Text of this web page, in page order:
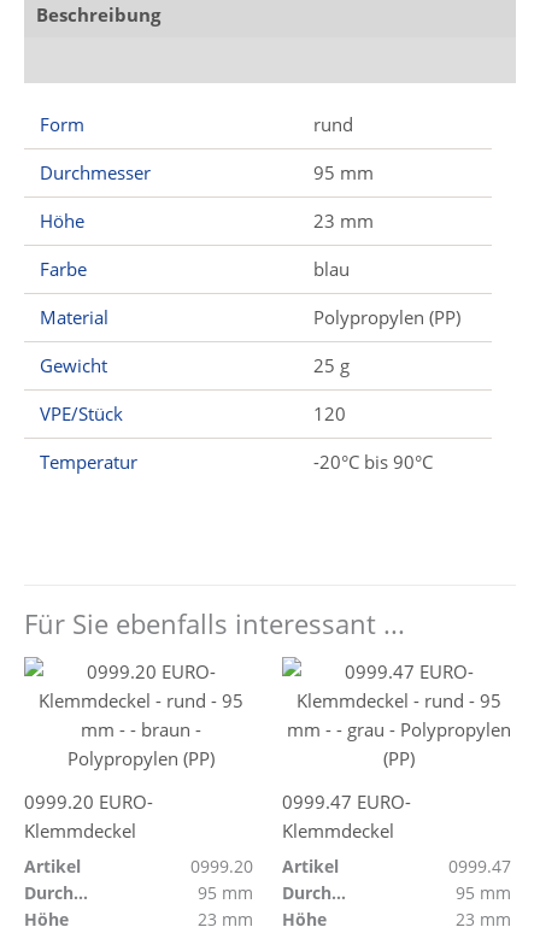
Beschreibung
Form
rund
Durchmesser
95 mm
Höhe
23 mm
Farbe
blau
Material
Polypropylen (PP)
Gewicht
25 g
VPE/Stück
120
Temperatur
-20°C bis 90°C
Für Sie ebenfalls interessant ...
0999.20 EURO-
Klemmdeckel
Artikel
0999.20
Durchmesser
95 mm
Höhe
23 mm
0999.47 EURO-
Klemmdeckel
Artikel
0999.47
Durchmesser
95 mm
Höhe
23 mm